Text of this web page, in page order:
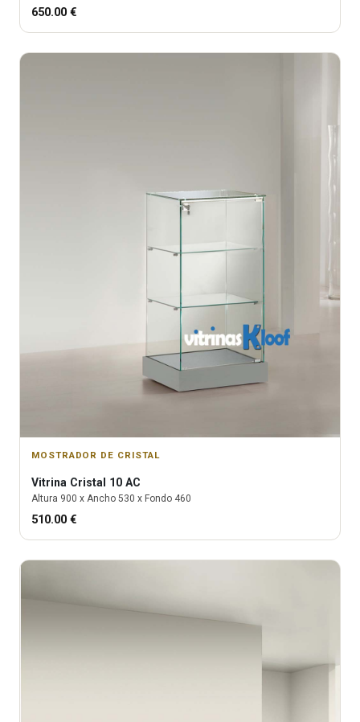
650.00 €
MOSTRADOR DE CRISTAL
Vitrina Cristal 10 AC
Altura 900 x Ancho 530 x Fondo 460
510.00 €